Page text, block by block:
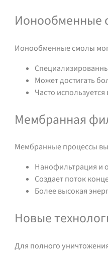
Ионообменные
Ионообменные смолы
Может достигать
Часто
Мембранная
Мембранные процессы
Нанофильтрация и
Создает поток
Более высокая
Новые
Для полного